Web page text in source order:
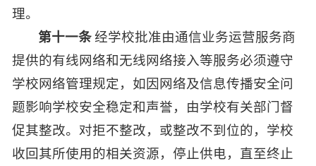
理。
第十一条 经学校批准由通信业务运营服务商
提供的有线网络和无线网络接入等服务必须遵守
学校网络管理规定，如因网络及信息传播安全问
题影响学校安全稳定和声誉，由学校有关部门督
促其整改。对拒不整改，或整改不到位的，学校
收回其所使用的相关资源，停止供电，直至终止